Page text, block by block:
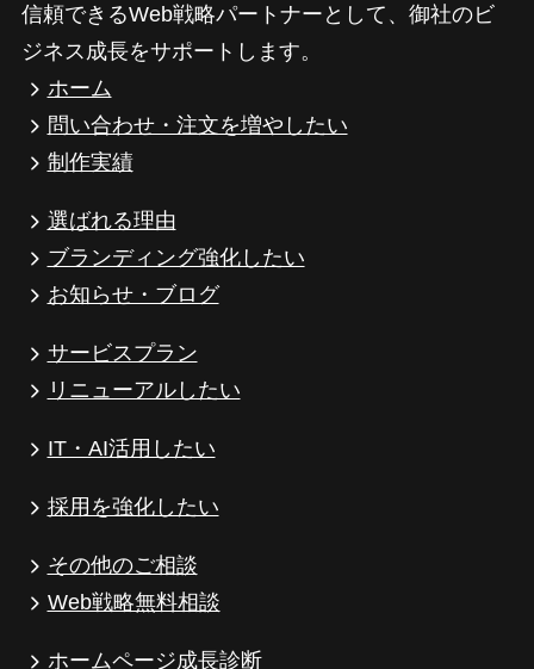
信頼できるWeb戦略パートナーとして、御社のビ
ジネス成長をサポートします。
ホーム
問い合わせ・注文を増やしたい
制作実績
選ばれる理由
ブランディング強化したい
お知らせ・ブログ
サービスプラン
リニューアルしたい
IT・AI活用したい
採用を強化したい
その他のご相談
Web戦略無料相談
ホームページ成長診断